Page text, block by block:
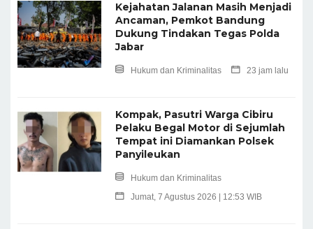
Kejahatan Jalanan Masih Menjadi
Ancaman, Pemkot Bandung
Dukung Tindakan Tegas Polda
Jabar
Hukum dan Kriminalitas 23 jam lalu
Kompak, Pasutri Warga Cibiru
Pelaku Begal Motor di Sejumlah
Tempat ini Diamankan Polsek
Panyileukan
Hukum dan Kriminalitas
Jumat, 7 Agustus 2026 | 12:53 WIB